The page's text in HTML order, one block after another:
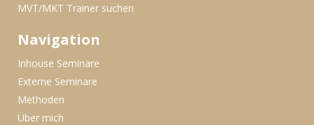
MVT/MKT Trainer suchen
Navigation
Inhouse Seminare
Externe Seminare
Methoden
Über mich